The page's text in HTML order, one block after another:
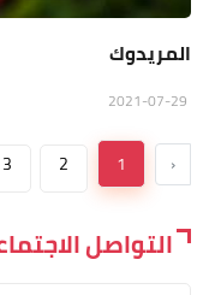
المريدوك
‹
1
2
3
التواصل